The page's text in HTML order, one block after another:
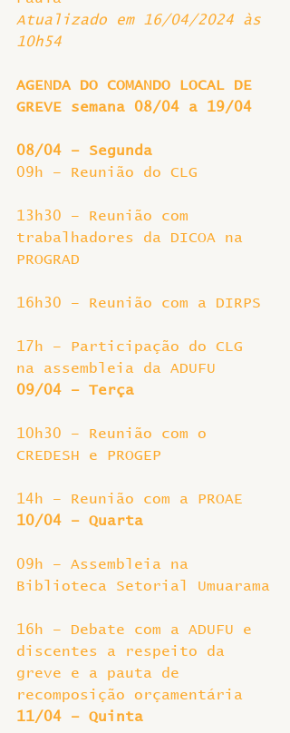
Atualizado em 16/04/2024 às
10h54
AGENDA DO COMANDO LOCAL DE
GREVE semana 08/04 a 19/04
08/04 – Segunda
09h – Reunião do CLG
13h30 – Reunião com
trabalhadores da DICOA na
PROGRAD
16h30 – Reunião com a DIRPS
17h – Participação do CLG
na assembleia da ADUFU
09/04 – Terça
10h30 – Reunião com o
CREDESH e PROGEP
14h – Reunião com a PROAE
10/04 – Quarta
09h – Assembleia na
Biblioteca Setorial Umuarama
16h – Debate com a ADUFU e
discentes a respeito da
greve e a pauta de
recomposição orçamentária
11/04 – Quinta